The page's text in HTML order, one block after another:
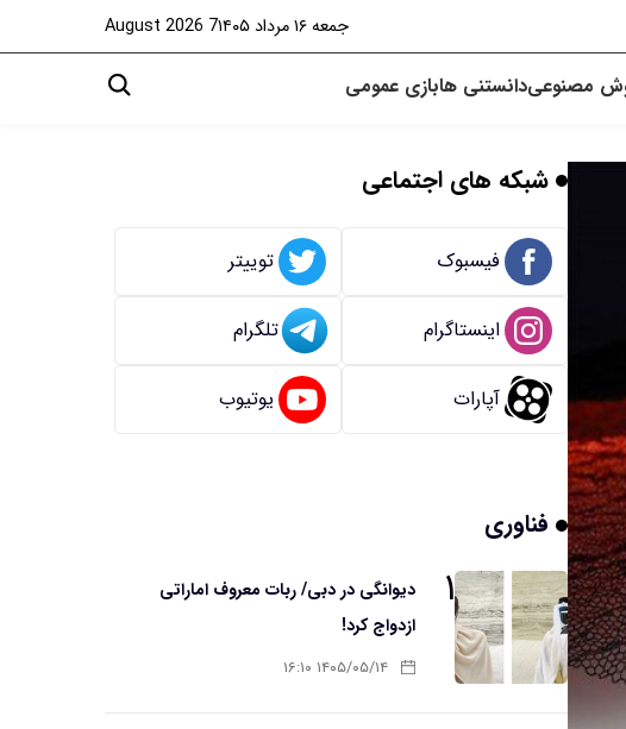
جمعه ۱۶ مرداد ۱۴۰۵ 7 August 2026
مصنوعیدانستنی هابازی عمومی
شبکه های اجتماعی
فیسبوک توییتر
اینستاگرام تلگرام
آپارات یوتیوب
فناوری
۱
دیوانگی در دبی/ ربات معروف اماراتی
ازدواج کرد!
۱۴۰۵/۰۵/۱۴ ۱۶:۱۰